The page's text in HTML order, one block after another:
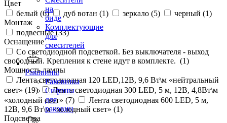
на
биде
Комплектующие
для
смесителей
Раковины
Раковины
Сифоны
для
раковин
Цвет
белый (6) дуб вотан (1) зеркало (5) черный (1)
Монтаж
подвесные (33)
Оснащение
Со светодиодной подсветкой. Без выключателя - выход
свободный. Крепления к стене идут в комплекте. (1)
Мощность лампы
Лента светодиодная 120 LED,12В, 9,6 Вт\м «нейтральный
свет» (19)
Лента светодиодная 300 LED, 5 м, 12В, 4,8Вт\м
«холодный свет» (7)
Лента светодиодная 600 LED, 5 м,
12В, 9,6 Вт\м «холодный свет» (1)
Подсветка